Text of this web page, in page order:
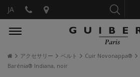
JA
アクセサリー ベルト Cuir Novonappa®
Barénia® Indiana, noir